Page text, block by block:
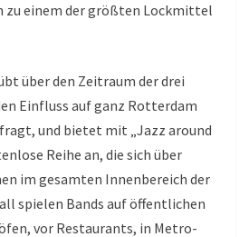
zu einem der größten Lockmittel
über den Zeitraum der drei
Einfluss auf ganz Rotterdam
und bietet mit „Jazz around
Reihe an, die sich über
im gesamten Innenbereich der
spielen Bands auf öffentlichen
vor Restaurants, in Metro-